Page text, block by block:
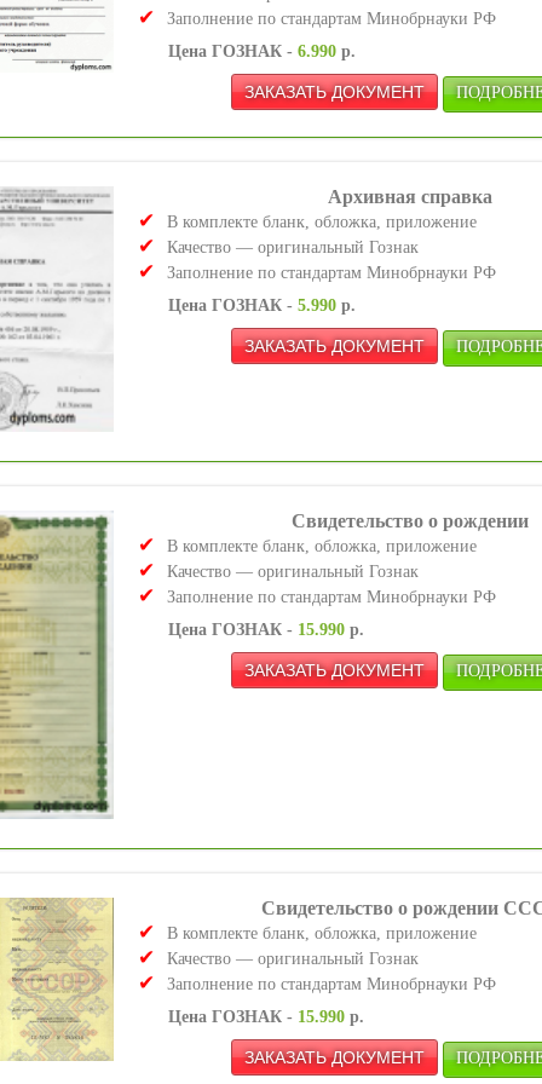
Заполнение по стандартам Минобрнауки РФ
Цена ГОЗНАК - 6.990 р.
Архивная справка
В комплекте бланк, обложка, приложение
Качество — оригинальный Гознак
Заполнение по стандартам Минобрнауки РФ
Цена ГОЗНАК - 5.990 р.
Свидетельство о рождении
В комплекте бланк, обложка, приложение
Качество — оригинальный Гознак
Заполнение по стандартам Минобрнауки РФ
Цена ГОЗНАК - 15.990 р.
Свидетельство о рождении
В комплекте бланк, обложка, приложение
Качество — оригинальный Гознак
Заполнение по стандартам Минобрнауки РФ
Цена ГОЗНАК - 15.990 р.